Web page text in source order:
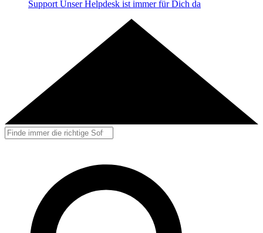
Support Unser Helpdesk ist immer für Dich da